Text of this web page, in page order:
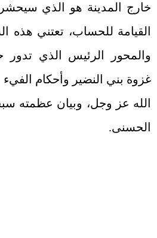
خارج المدينة هو الذي
القيامة للحساب، تعتني هذه
والمحور الرئيس الذي
غزوة بني النضير وأحكام الفيء
الله عز وجل، وبيان عظمته
الحسنى.